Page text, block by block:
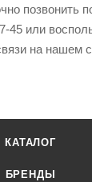
позвонить
45 или
на нашем
КАТАЛОГ
БРЕНДЫ